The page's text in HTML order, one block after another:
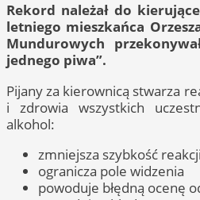
Rekord należał do
letniego mieszkańca
Mundurowych
jednego piwa”.
Pijany za kierownicą stwarza
i zdrowia wszystkich
alkohol:
zmniejsza szybkość reakcji
ogranicza pole widzenia
powoduje błędną ocenę